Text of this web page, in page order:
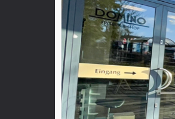
Kultur
Lifestyle
Wirtschaft
Vogelsberg
Alsfeld